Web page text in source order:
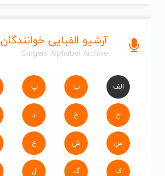
آرشیو الفبایی خوانندگان
Singers Alphabet Archive
الف ب پ
ح خ د
س ش ع
ک گ ل